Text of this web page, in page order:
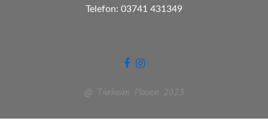
Telefon: 03741 431349
@ Tierheim Plauen 2023